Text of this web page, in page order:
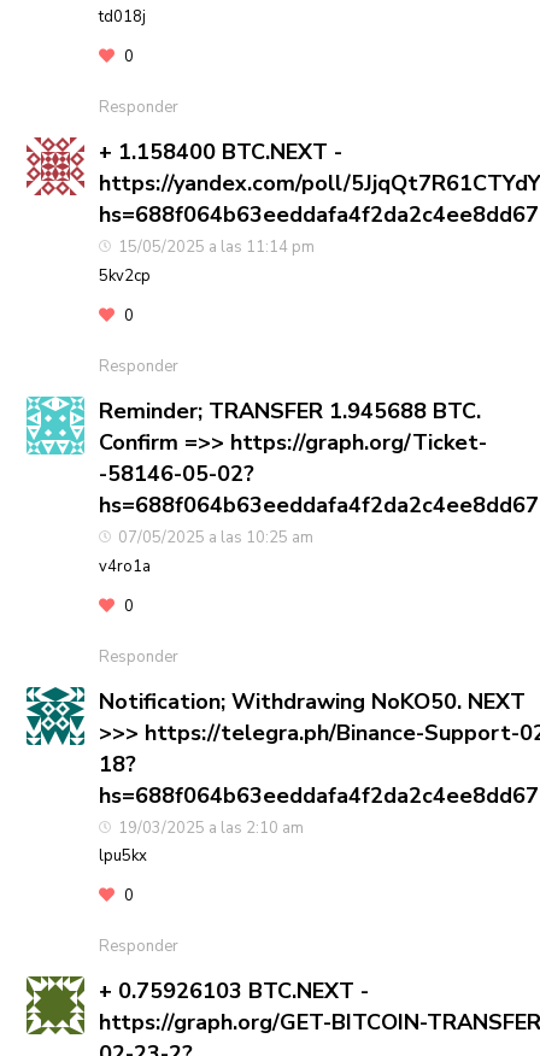
td018j
0
Responder
+ 1.158400 BTC.NEXT -
https://yandex.com/poll/
15/05/2025 a las 11:14 pm
5kv2cp
0
Responder
Reminder; TRANSFER 1.945688 BTC.
Confirm =>> https://graph.org/Ticket-
-58146-05-02?
07/05/2025 a las 10:25 am
v4ro1a
0
Responder
Notification; Withdrawing NoKO50. NEXT
>>> https://telegra.ph/Binance-Support-
18?
19/03/2025 a las 2:10 am
lpu5kx
0
Responder
+ 0.75926103 BTC.NEXT -
https://graph.org/GET-BITCOIN-